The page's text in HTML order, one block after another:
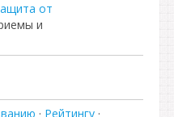
от
и
· Рейтингу ·